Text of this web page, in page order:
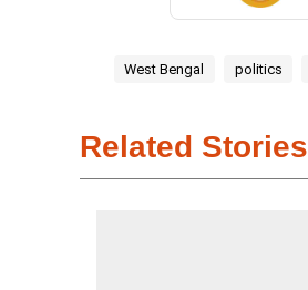
West Bengal politics
Related Stories